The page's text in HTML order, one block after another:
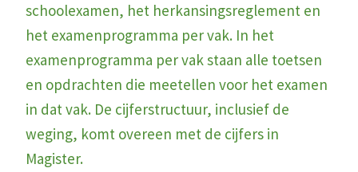
schoolexamen, het herkansingsreglement en
het examenprogramma per vak. In het
examenprogramma per vak staan alle toetsen
en opdrachten die meetellen voor het examen
in dat vak. De cijferstructuur, inclusief de
weging, komt overeen met de cijfers in
Magister.